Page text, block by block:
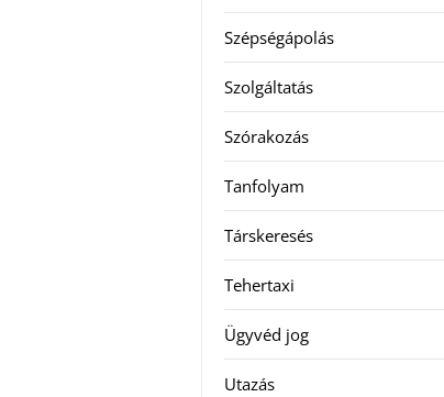
Szépségápolás
Szolgáltatás
Szórakozás
Tanfolyam
Társkeresés
Tehertaxi
Ügyvéd jog
Utazás